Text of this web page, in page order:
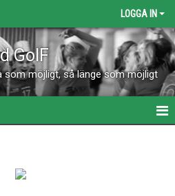
LOGGA IN
GoIF
som möjligt, så länge som möjligt